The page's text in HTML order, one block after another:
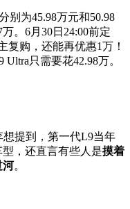
别为45.98万元和50.98
。6月30日24:00前定
复购，还能再优惠1万！
只需要花42.98万。
想提到，第一代L9当年
型，还直言有些人是摸着
河。